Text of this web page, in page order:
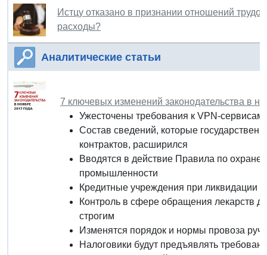
Истцу отказано в признании отношений
расходы?
Аналитические статьи
7 ключевых изменений законодательства в
Ужесточены требования к VPN-
Состав сведений, которые
контрактов, расширился
Вводятся в действие Правила по охране
промышленности
Кредитные учреждения при ликвидации
Контроль в сфере обращения лекарств
строгим
Изменятся порядок и нормы провоза
Налоговики будут предъявлять